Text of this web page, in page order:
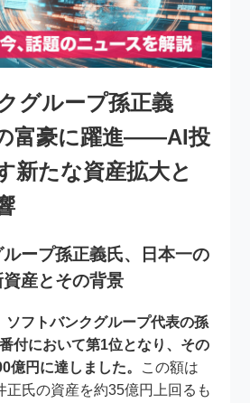
グループ孫正義
富豪に躍進――AI投
新たな資産拡大と
ープ孫正義氏、日本一の
産とその背景
ソフトバンクグループ代表の孫
付において第1位となり、その
億円 に達しました。 この額は
正氏の資産を約35億円上回るも